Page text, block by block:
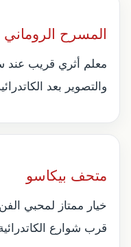
المسرح الروماني
معلم أثري قريب عند
والتصوير بعد
متحف بيكاسو
خيار ممتاز لمحبي
قرب شوارع